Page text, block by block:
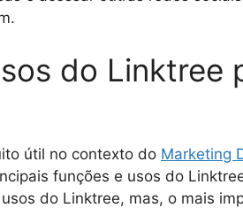
do Linktree
útil no contexto do Marketing
funções e usos do
do Linktree, mas, o mais